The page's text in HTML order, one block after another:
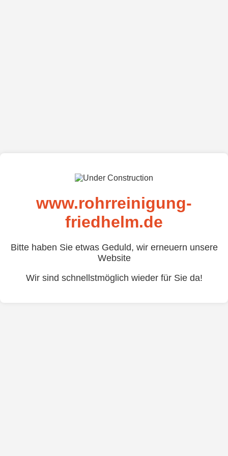
www.rohrreinigung-
friedhelm.de
Bitte haben Sie etwas Geduld, wir erneuern unsere
Website
Wir sind schnellstmöglich wieder für Sie da!